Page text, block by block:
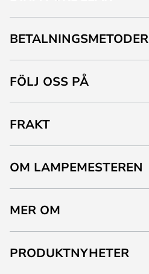
BETALNINGSMETODER
FÖLJ OSS PÅ
FRAKT
OM LAMPEMESTEREN
MER OM
PRODUKTNYHETER